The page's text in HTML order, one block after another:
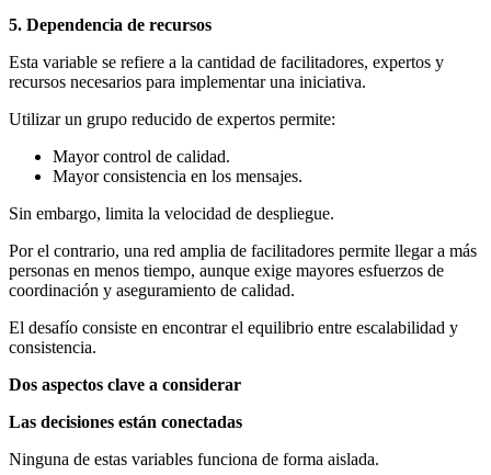
5. Dependencia de recursos
Esta variable se refiere a la cantidad de facilitadores, expertos y
recursos necesarios para implementar una iniciativa.
Utilizar un grupo reducido de expertos permite:
Mayor control de calidad.
Mayor consistencia en los mensajes.
Sin embargo, limita la velocidad de despliegue.
Por el contrario, una red amplia de facilitadores permite llegar a más
personas en menos tiempo, aunque exige mayores esfuerzos de
coordinación y aseguramiento de calidad.
El desafío consiste en encontrar el equilibrio entre escalabilidad y
consistencia.
Dos aspectos clave a considerar
Las decisiones están conectadas
Ninguna de estas variables funciona de forma aislada.